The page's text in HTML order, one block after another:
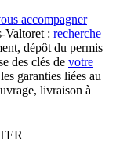
accompagner
Valtoret : recherche
dépôt du permis
des clés de votre
garanties liées au
livraison à